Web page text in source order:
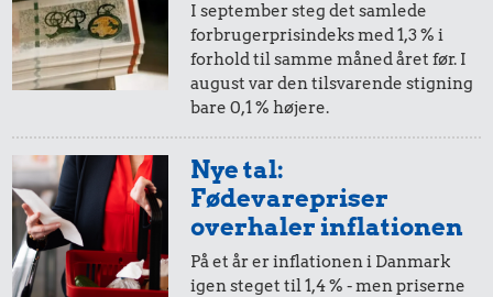
144 kr.
Bukser
13 kr. 16 kr.
10 øre
i 1986
= 0,10,-
i 1987
5 øre
i 1986 i 1987
I september steg det samlede
forbrugerprisindeks med 1,3 % i
forhold til samme måned året før. I
august var den tilsvarende stigning
bare 0,1 % højere.
Nye tal:
Fødevarepriser
overhaler inflationen
På et år er inflationen i Danmark
igen steget til 1,4 % - men priserne